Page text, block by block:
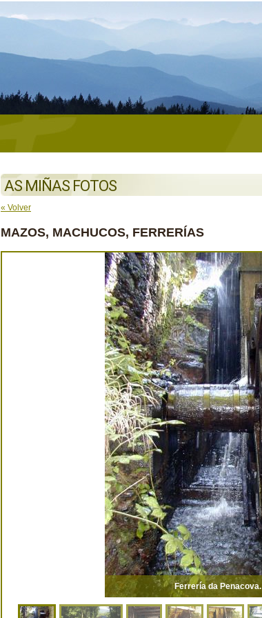
AS MIÑAS FOTOS
« Volver
MAZOS, MACHUCOS, FERRERÍAS
Ferrería da